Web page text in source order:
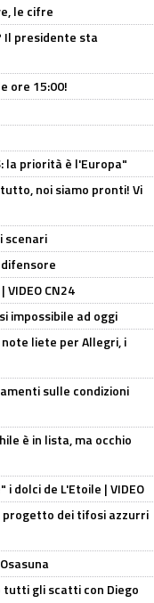
le cifre
Il presidente sta
ore 15:00!
la priorità è l'Europa"
noi siamo pronti! Vi
scenari
CN24
impossibile ad oggi
liete per Allegri, i
sulle condizioni
è in lista, ma occhio
dolci de L'Etoile | VIDEO
progetto dei tifosi azzurri
tutti gli scatti con Diego